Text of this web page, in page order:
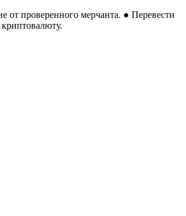
от проверенного мерчанта. ● Перевести